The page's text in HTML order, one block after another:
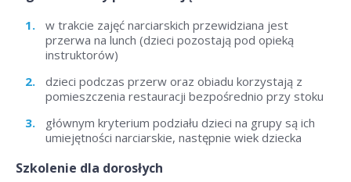
w trakcie zajęć narciarskich przewidziana jest
przerwa na lunch (dzieci pozostają pod opieką
instruktorów)
dzieci podczas przerw oraz obiadu korzystają z
pomieszczenia restauracji bezpośrednio przy stoku
głównym kryterium podziału dzieci na grupy są ich
umiejętności narciarskie, następnie wiek dziecka
Szkolenie dla dorosłych